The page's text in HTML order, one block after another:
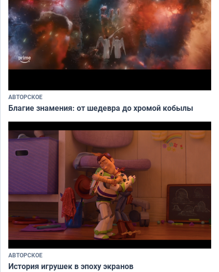
АВТОРСКОЕ
Благие знамения: от шедевра до хромой кобылы
АВТОРСКОЕ
История игрушек в эпоху экранов